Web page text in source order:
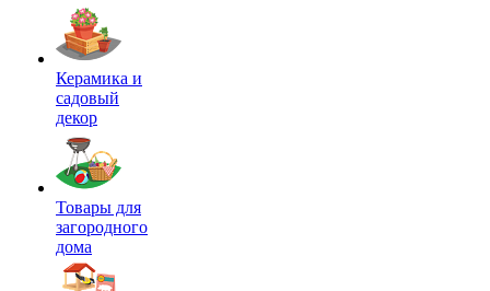
Керамика и
садовый
декор
Товары для
загородного
дома